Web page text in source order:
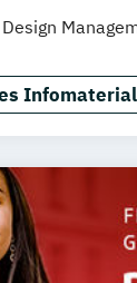
Luxury
in Creative
Infomaterial